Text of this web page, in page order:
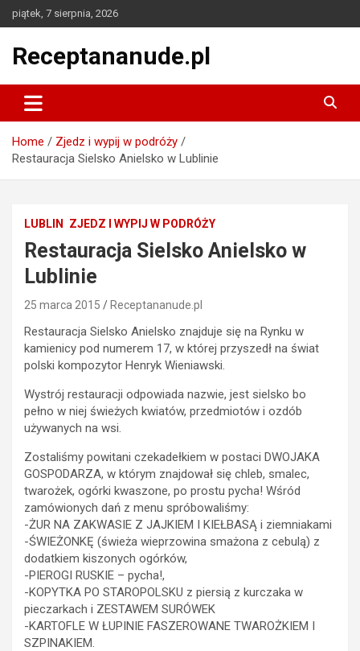
Skip
to
piątek, 7 sierpnia, 2026
Receptananude.pl
Home
Zjedz i wypij w podróży
Restauracja Sielsko Anielsko w Lublinie
LUBLIN ZJEDZ I WYPIJ W PODRÓŻY
Restauracja Sielsko Anielsko w
Lublinie
25 marca 2015 Receptananude.pl
Restauracja Sielsko Anielsko znajduje się na Rynku w
kamienicy pod numerem 17, w której przyszedł na świat
polski kompozytor Henryk Wieniawski.
Wystrój restauracji odpowiada nazwie, jest sielsko bo
pełno w niej świeżych kwiatów, przedmiotów i ozdób
używanych na wsi.
Zostaliśmy powitani czekadełkiem w postaci DWOJAKA
GOSPODARZA, w którym znajdował się chleb, smalec,
twarożek, ogórki kwaszone, po prostu pycha! Wśród
zamówionych dań z menu spróbowaliśmy:
-ŻUR NA ZAKWASIE Z JAJKIEM I KIEŁBASĄ i ziemniakami
-ŚWIEŻONKĘ (świeża wieprzowina smażona z cebulą) z
dodatkiem kiszonych ogórków,
-PIEROGI RUSKIE – pycha!,
-KOPYTKA PO STAROPOLSKU z piersią z kurczaka w
pieczarkach i ZESTAWEM SURÓWEK
-KARTOFLE W ŁUPINIE FASZEROWANE TWAROŻKIEM I
SZPINAKIEM.